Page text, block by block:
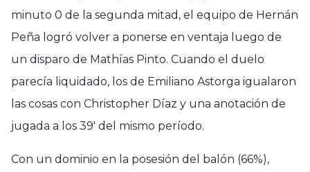
minuto 0 de la segunda mitad, el equipo de Hernán
Peña logró volver a ponerse en ventaja luego de
un disparo de Mathías Pinto. Cuando el duelo
parecía liquidado, los de Emiliano Astorga igualaron
las cosas con Christopher Díaz y una anotación de
jugada a los 39′ del mismo período.
Con un dominio en la posesión del balón (66%),